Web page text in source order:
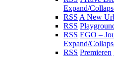
Expand/
RSS A New
RSS
RSS EGO –
Expand/
RSS Premieren